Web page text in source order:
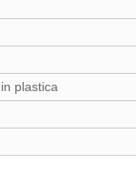
plastica